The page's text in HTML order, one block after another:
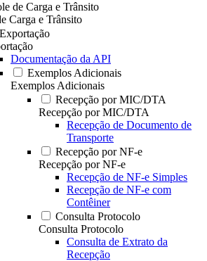
de Carga e Trânsito
Carga e Trânsito
Exportação
Documentação da API
Exemplos Adicionais
Exemplos Adicionais
Recepção por MIC/DTA
Recepção por MIC/DTA
Recepção de Documento de
Transporte
Recepção por NF-e
Recepção por NF-e
Recepção de NF-e Simples
Recepção de NF-e com
Contêiner
Consulta Protocolo
Consulta Protocolo
Consulta de Extrato da
Recepção